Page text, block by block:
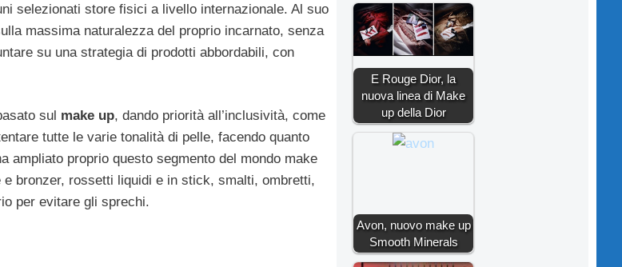
selezionati store fisici a livello internazionale. Al suo
massima naturalezza del proprio incarnato, senza
su una strategia di prodotti abbordabili, con
sul make up, dando priorità all’inclusività, come
tutte le varie tonalità di pelle, facendo quanto
ampliato proprio questo segmento del mondo make
bronzer, rossetti liquidi e in stick, smalti, ombretti,
per evitare gli sprechi.
E Rouge Dior, la
nuova linea di Make
up della Dior
Avon, nuovo make up
Smooth Minerals